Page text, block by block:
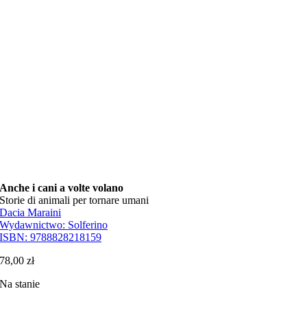
Anche i cani a volte volano
Storie di animali per tornare umani
Dacia Maraini
Wydawnictwo: Solferino
ISBN:9788828218159
78,00zł
Na stanie